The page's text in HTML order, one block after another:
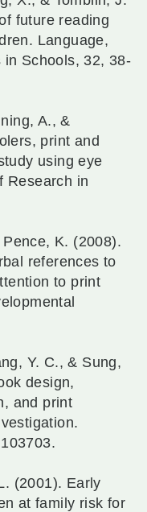
future reading
Language,
in Schools, 32, 38-
A., &
print and
using eye
Research in
K. (2008).
references to
to print
Y. C., & Sung,
design,
and print
(2001). Early
at family risk for